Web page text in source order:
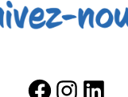
FacebookInstagramLinkedIn